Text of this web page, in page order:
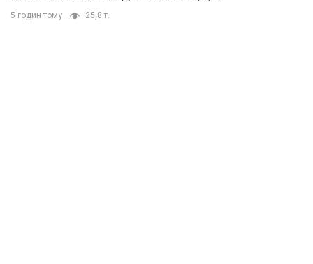
5 годин тому 25,8 т.